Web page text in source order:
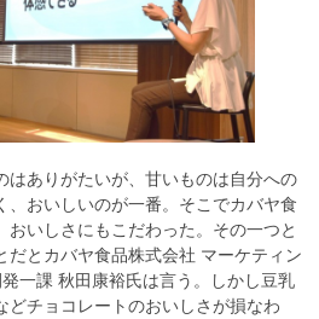
はありがたいが、甘いものは自分への
、おいしいのが一番。そこでカバヤ食
いしさにもこだわった。その一つと
だとカバヤ食品株式会社 マーケティン
一課 秋田康裕氏は言う。しかし豆乳
どチョコレートのおいしさが損なわ